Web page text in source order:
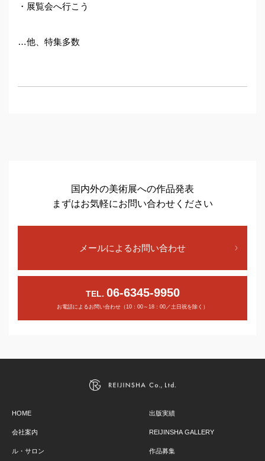
・展覧会へ行こう
…他、特集多数
国内外の美術展への作品発表
まずはお気軽にお問い合わせください
メールによるお問い合わせ
TEL. 06-6345-9950
お電話によるお問い合わせ（10：00～18：00／土日祝を除く）
HOME
会社案内
ル・サロン
出版実績
REIJINSHA GALLERY
作品募集